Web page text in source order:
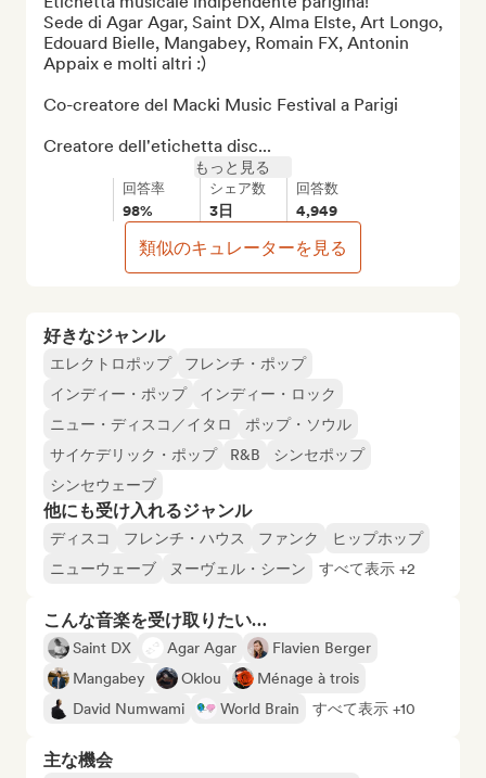
好きなジャンル
エレクトロポップ
フレンチ・ポップ
インディー・ポップ
インディー・ロック
ニュー・ディスコ／イタロ
ポップ・ソウル
サイケデリック・ポップ
R&B
シンセポップ
シンセウェーブ
他にも受け入れるジャンル
ディスコ フレンチ・ハウス ファンク
ヒップホップ
ニューウェーブ
ヌーヴェル・シーン すべて表示 +2
こんな音楽を受け取りたい…
Saint DX Agar Agar
Flavien Berger
Mangabey
Oklou
Ménage à trois
David Numwami
World Brain すべて表示 +10
主な機会
Sede di Agar Agar, Saint DX, Alma Elste, Art Longo,
Edouard Bielle, Mangabey, Romain FX, Antonin
Appaix e molti altri :)
Co-creatore del Macki Music Festival a Parigi
Creatore dell'etichetta disc...
もっと見る
回答率
98%
シェア数
3日
回答数
4,949
類似のキュレーターを見る